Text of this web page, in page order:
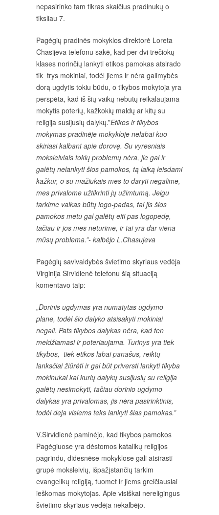
nepasirinko tam tikras skaičius pradinukų o
tiksliau 7.
Pagėgių pradinės mokyklos direktorė Loreta
Chasijeva telefonu sakė, kad per dvi trečiokų
klases norinčių lankyti etikos pamokas atsirado
tik trys mokiniai, todėl jiems ir nėra galimybės
dorą ugdytis tokiu būdu, o tikybos mokytoja yra
perspėta, kad iš šių vaikų nebūtų reikalaujama
mokytis poterių, kažkokių maldų ar kitų su
religija susijusių dalykų.”Etikos ir tikybos
mokymas pradinėje mokykloje nelabai kuo
skiriasi kalbant apie dorovę. Su vyresniais
moksleiviais tokių problemų nėra, jie gal ir
galėtų nelankyti šios pamokos, tą laiką leisdami
kažkur, o su mažiukais mes to daryti negalime,
mes privalome užtikrinti jų užimtumą. Jeigu
tarkime vaikas būtų logo-padas, tai jis šios
pamokos metu gal galėtų eiti pas logopedę,
tačiau ir jos mes neturime, ir tai yra dar viena
mūsų problema.”- kalbėjo L.Chasujeva
Pagėgių savivaldybės švietimo skyriaus vedėja
Virginija Sirvidienė telefonu šią situaciją
komentavo taip:
„Dorinis ugdymas yra numatytas ugdymo
plane, todėl šio dalyko atsisakyti mokiniai
negali. Pats tikybos dalykas nėra, kad ten
meldžiamasi ir poteriaujama. Turinys yra tiek
tikybos, tiek etikos labai panašus, reiktų
lanksčiai žiūrėti ir gal būt priversti lankyti tikyba
mokinukai kai kurių dalykų susijusių su religija
galėtų nesimokyti, tačiau dorinio ugdymo
dalykas yra privalomas, jis nėra pasirinktinis,
todėl deja visiems teks lankyti šias pamokas.”
V.Sirvidienė paminėjo, kad tikybos pamokos
Pagėgiuose yra dėstomos katalikų religijos
pagrindu, didesnėse mokyklose gali atsirasti
grupė moksleivių, išpažįstančių tarkim
evangelikų religiją, tuomet ir jiems greičiausiai
ieškomas mokytojas. Apie visiškai nereligingus
švietimo skyriaus vedėja nekalbėjo.